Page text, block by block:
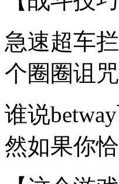
急速超车
个圈圈诅
谁说
然如果你